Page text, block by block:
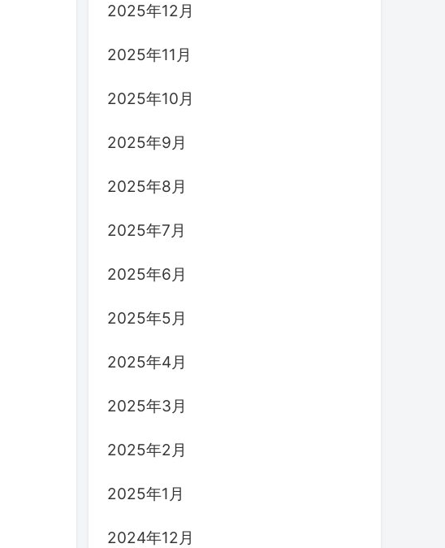
2025年12月
2025年11月
2025年10月
2025年9月
2025年8月
2025年7月
2025年6月
2025年5月
2025年4月
2025年3月
2025年2月
2025年1月
2024年12月